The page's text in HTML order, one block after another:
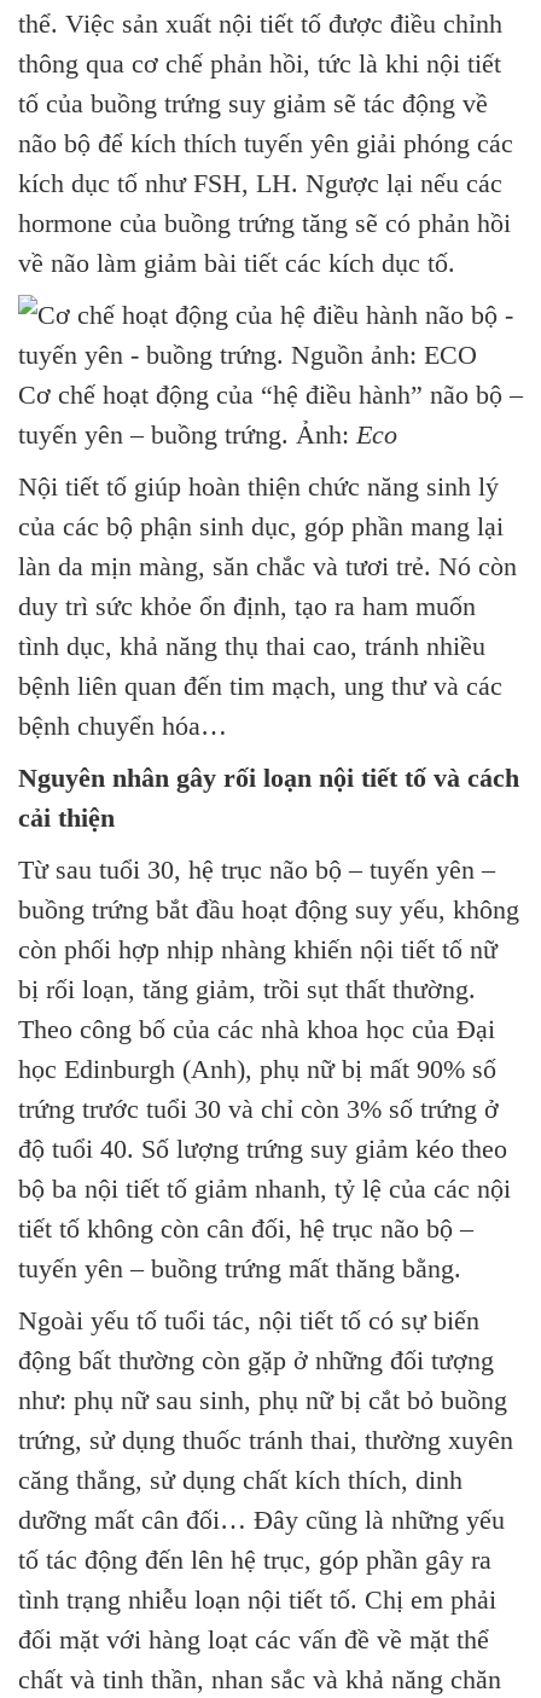
thể. Việc sản xuất nội tiết tố được điều chỉnh
thông qua cơ chế phản hồi, tức là khi nội tiết
tố của buồng trứng suy giảm sẽ tác động về
não bộ để kích thích tuyến yên giải phóng các
kích dục tố như FSH, LH. Ngược lại nếu các
hormone của buồng trứng tăng sẽ có phản hồi
về não làm giảm bài tiết các kích dục tố.
Cơ chế hoạt động của “hệ điều hành” não bộ –
tuyến yên – buồng trứng. Ảnh: Eco
Nội tiết tố giúp hoàn thiện chức năng sinh lý
của các bộ phận sinh dục, góp phần mang lại
làn da mịn màng, săn chắc và tươi trẻ. Nó còn
duy trì sức khỏe ổn định, tạo ra ham muốn
tình dục, khả năng thụ thai cao, tránh nhiều
bệnh liên quan đến tim mạch, ung thư và các
bệnh chuyển hóa…
Nguyên nhân gây rối loạn nội tiết tố và cách
cải thiện
Từ sau tuổi 30, hệ trục não bộ – tuyến yên –
buồng trứng bắt đầu hoạt động suy yếu, không
còn phối hợp nhịp nhàng khiến nội tiết tố nữ
bị rối loạn, tăng giảm, trồi sụt thất thường.
Theo công bố của các nhà khoa học của Đại
học Edinburgh (Anh), phụ nữ bị mất 90% số
trứng trước tuổi 30 và chỉ còn 3% số trứng ở
độ tuổi 40. Số lượng trứng suy giảm kéo theo
bộ ba nội tiết tố giảm nhanh, tỷ lệ của các nội
tiết tố không còn cân đối, hệ trục não bộ –
tuyến yên – buồng trứng mất thăng bằng.
Ngoài yếu tố tuổi tác, nội tiết tố có sự biến
động bất thường còn gặp ở những đối tượng
như: phụ nữ sau sinh, phụ nữ bị cắt bỏ buồng
trứng, sử dụng thuốc tránh thai, thường xuyên
căng thẳng, sử dụng chất kích thích, dinh
dưỡng mất cân đối… Đây cũng là những yếu
tố tác động đến lên hệ trục, góp phần gây ra
tình trạng nhiễu loạn nội tiết tố. Chị em phải
đối mặt với hàng loạt các vấn đề về mặt thể
chất và tinh thần, nhan sắc và khả năng chăn